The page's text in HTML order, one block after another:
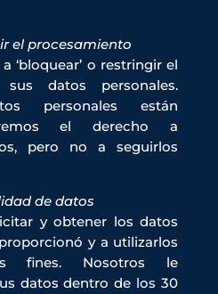
el procesamiento
‘bloquear’ o restringir el
datos personales.
personales están
el derecho a
pero no a seguirlos
de datos
y obtener los datos
y a utilizarlos
fines. Nosotros le
datos dentro de los 30